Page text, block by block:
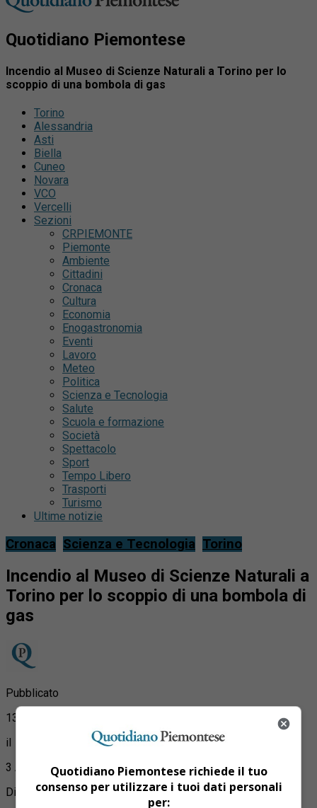
Quotidiano Piemontese
Incendio al Museo di Scienze Naturali a Torino per lo
scoppio di una bombola di gas
Torino
Alessandria
Asti
Biella
Cuneo
Novara
VCO
Vercelli
Sezioni
CRPIEMONTE
Piemonte
Ambiente
Cittadini
Cronaca
Cultura
Economia
Enogastronomia
Eventi
Lavoro
Meteo
Politica
Scienza e Tecnologia
Salute
Scuola e formazione
Società
Spettacolo
Sport
Tempo Libero
Trasporti
Turismo
Ultime notizie
Cronaca Scienza e Tecnologia Torino
Incendio al Museo di Scienze Naturali a
Torino per lo scoppio di una bombola di
gas
Pubblicato
13 anni fa
il
3 Agosto 2013
Di
Quotidiano Piemontese richiede il tuo
consenso per utilizzare i tuoi dati personali
per: